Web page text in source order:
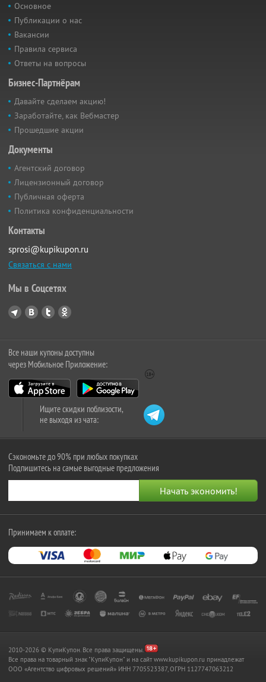
Основное
Публикации о нас
Вакансии
Правила сервиса
Ответы на вопросы
Бизнес-Партнёрам
Давайте сделаем акцию!
Заработайте, как Вебмастер
Прошедшие акции
Документы
Агентский договор
Лицензионный договор
Публичная оферта
Политика конфиденциальности
Контакты
sprosi@kupikupon.ru
Связаться с нами
Мы в Соцсетях
Все наши купоны доступны
через Мобильное Приложение:
Ищите скидки поблизости,
не выходя из чата:
Сэкономьте до 90% при любых покупках
Подпишитесь на самые выгодные предложения
Принимаем к оплате:
2010-2026 © КупиКупон. Все права защищены.
Все права на товарный знак "КупиКупон" и на сайт www.kupikupon.ru принадлежат
OOO «Агентство цифровых решений» ИНН 7705523387, ОГРН 1127747063212